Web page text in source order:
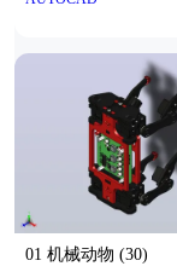
01 机械动物 (30)